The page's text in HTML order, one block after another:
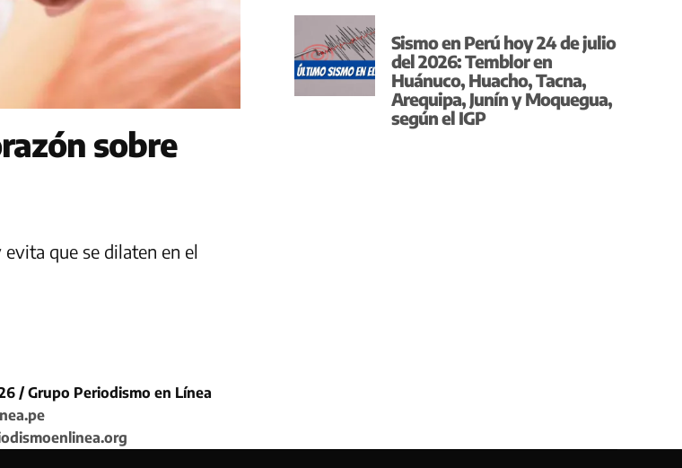
sobre
que se dilaten en el
Sismo en Perú hoy 24 de julio
del 2026: Temblor en
Huánuco, Huacho, Tacna,
Arequipa, Junín y Moquegua,
según el IGP
/ Grupo Periodismo en Línea